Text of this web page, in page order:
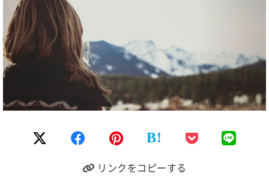
B!
リンクをコピーする